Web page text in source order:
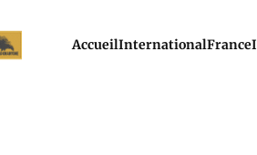
AccueilInternationalFrance